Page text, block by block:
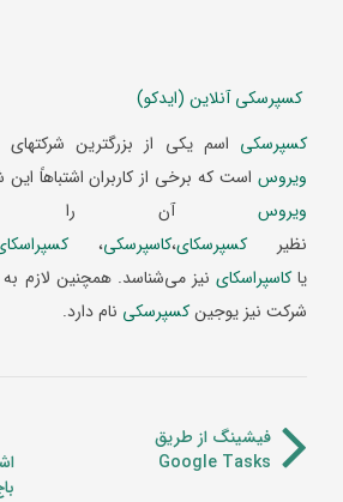
کسپرسکی آنلاین (ایدکو)
کسپرسکی اسم یکی از بزرگترین
ویروس است که برخی از کاربران اشتباهاً
ویروسآن را با
نظیر کسپرسکای،کاسپرسکی،
یاکاسپراسکای نیز می‌شناسد. همچنین لازم
شرکت نیز یوجینکسپرسکی نام دارد.
فیشینگ از طریق
Google Tasks